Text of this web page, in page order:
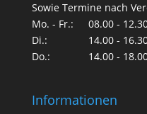
Sowie Termine nach
Mo. - Fr.:
08.00 -
Di.:
14.00 -
Do.:
14.00 -
Informationen